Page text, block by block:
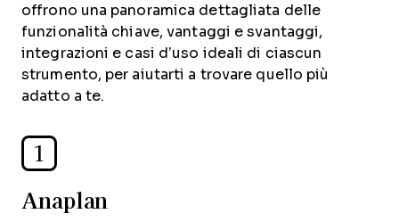
offrono una panoramica dettagliata delle
funzionalità chiave, vantaggi e svantaggi,
integrazioni e casi d’uso ideali di ciascun
strumento, per aiutarti a trovare quello più
adatto a te.
1
Anaplan